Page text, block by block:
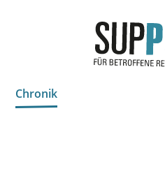
Chronik